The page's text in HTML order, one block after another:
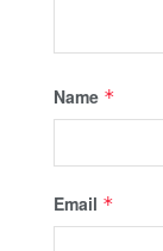
Name *
Email *